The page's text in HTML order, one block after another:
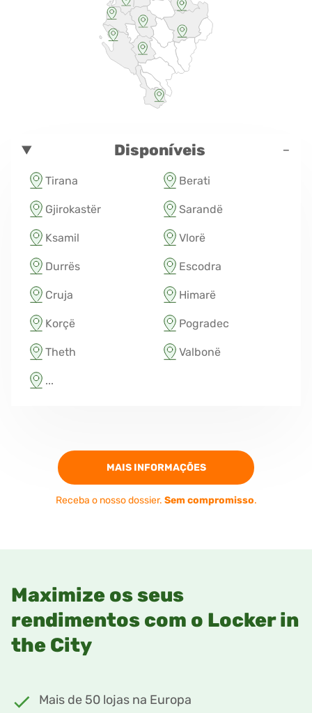
Disponíveis -
Tirana Berati
Gjirokastër Sarandë
Ksamil Vlorë
Durrës Escodra
Cruja Himarë
Korçë Pogradec
Theth Valbonë
...
MAIS INFORMAÇÕES
Receba o nosso dossier. Sem compromisso.
Maximize os seus
rendimentos com o Locker in
the City
Mais de 50 lojas na Europa